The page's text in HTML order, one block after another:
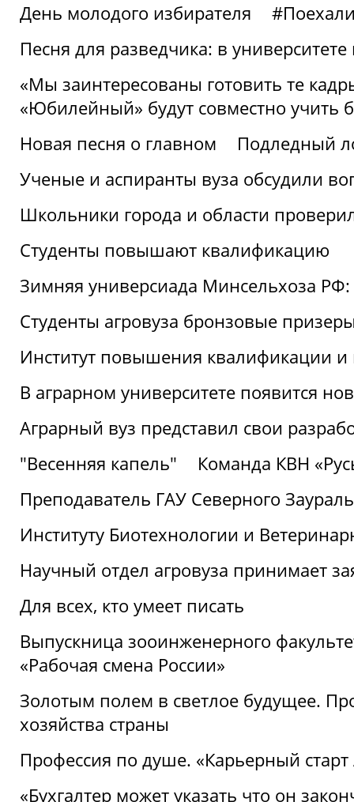
День молодого избирателя
Песня для разведчика: в
«Мы заинтересованы готовить те
«Юбилейный» будут совместно учить
Новая песня о главном
Подледный
Ученые и аспиранты вуза обсудили
Школьники города и области
Студенты повышают квалификацию
Зимняя универсиада Минсельхоза
Студенты агровуза бронзовые
Институт повышения квалификации и
В аграрном университете появится
Аграрный вуз представил свои
"Весенняя капель"
Команда КВН
Преподаватель ГАУ Северного
Институту Биотехнологии и
Научный отдел агровуза принимает
Для всех, кто умеет писать
Выпускница зооинженерного
«Рабочая смена России»
Золотым полем в светлое будущее.
хозяйства страны
Профессия по душе. «Карьерный
«Бухгалтер может указать что он